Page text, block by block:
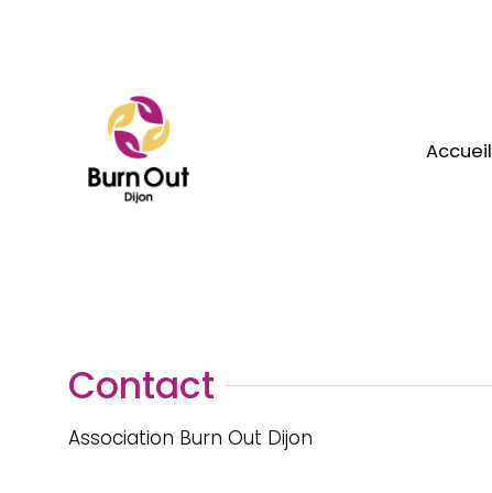
Accueil
Contact
Association Burn Out Dijon